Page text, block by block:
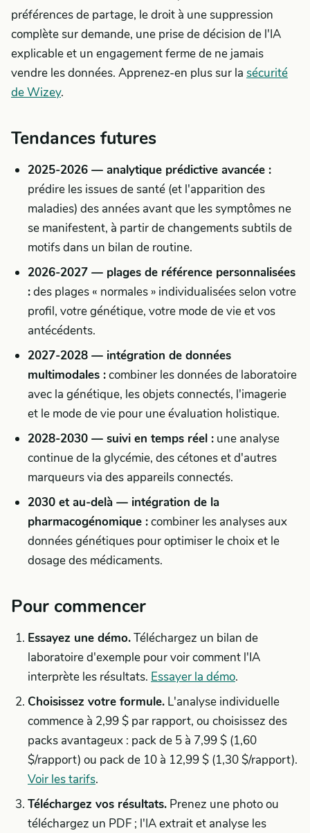
préférences de partage, le droit à une suppression
complète sur demande, une prise de décision de l'IA
explicable et un engagement ferme de ne jamais
vendre les données. Apprenez-en plus sur la sécurité
de Wizey.
Tendances futures
2025-2026 — analytique prédictive avancée :
prédire les issues de santé (et l'apparition des
maladies) des années avant que les symptômes ne
se manifestent, à partir de changements subtils de
motifs dans un bilan de routine.
2026-2027 — plages de référence personnalisées
:des plages « normales » individualisées selon votre
profil, votre génétique, votre mode de vie et vos
antécédents.
2027-2028 — intégration de données
multimodales :combiner les données de laboratoire
avec la génétique, les objets connectés, l'imagerie
et le mode de vie pour une évaluation holistique.
2028-2030 — suivi en temps réel : une analyse
continue de la glycémie, des cétones et d'autres
marqueurs via des appareils connectés.
2030 et au-delà — intégration de la
pharmacogénomique :combiner les analyses aux
données génétiques pour optimiser le choix et le
dosage des médicaments.
Pour commencer
Essayez une démo.Téléchargez un bilan de
laboratoire d'exemple pour voir comment l'IA
interprète les résultats. Essayer la démo.
Choisissez votre formule. L'analyse individuelle
commence à 2,99 $ par rapport, ou choisissez des
packs avantageux : pack de 5 à 7,99 $ (1,60
$/rapport) ou pack de 10 à 12,99 $ (1,30 $/rapport).
Voir les tarifs.
Téléchargez vos résultats. Prenez une photo ou
téléchargez un PDF ; l'IA extrait et analyse les